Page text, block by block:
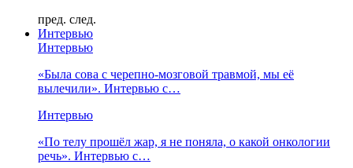
пред. след.
Интервью
Интервью
«Была сова с черепно-мозговой травмой, мы её
вылечили». Интервью с…
Интервью
«По телу прошёл жар, я не поняла, о какой онкологии
речь». Интервью с…